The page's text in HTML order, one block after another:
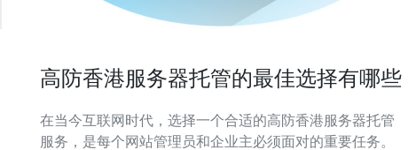
高防香港服务器托管的最佳选择有哪些
在当今互联网时代，选择一个合适的高防香港服务器托管
服务，是每个网站管理员和企业主必须面对的重要任务。